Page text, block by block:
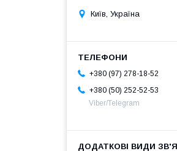
Київ, Україна
+380 (97) 278-18-52
+380 (50) 252-52-53
Viber/Telegram